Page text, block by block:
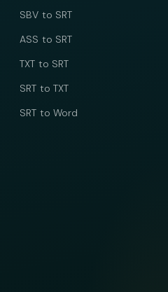
SBV to SRT
ASS to SRT
TXT to SRT
SRT to TXT
SRT to Word